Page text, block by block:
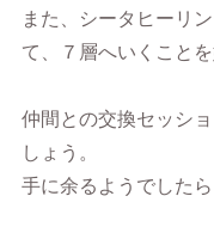
また、シータヒーリ
て、７層へいくこと
仲間との交換セッシ
しょう。
手に余るようでしたら